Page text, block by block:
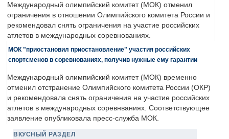
Международный олимпийский комитет (МОК) отменил
ограничения в отношении Олимпийского комитета России и
рекомендовал снять ограничения на участие российских
атлетов в международных соревнованиях.
МОК "приостановил приостановление" участия российских
спортсменов в соревнованиях, получив нужные ему гарантии
Международный олимпийский комитет (МОК) временно
отменил отстранение Олимпийского комитета России (ОКР)
и рекомендовала снять ограничения на участие российских
атлетов в международных соревнваниях. Соответствующее
заявление опубликовала пресс-служба МОК.
ВКУСНЫЙ РАЗДЕЛ